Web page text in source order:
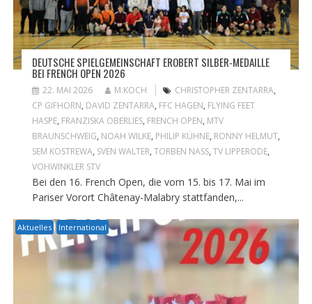
DEUTSCHE SPIELGEMEINSCHAFT EROBERT SILBER-MEDAILLE
BEI FRENCH OPEN 2026
22. MAI 2026 M.KOCH CHRISTOPHER ZENTARRA,
CP GIFHORN, DAVID ZENTARRA, FFC HAGEN, FLYING FEET
HASPE, FRANZISKA OBERLIES, FRENCH OPEN, MTV
BRAUNSCHWEIG, NOAH WILKE, PHILIP KÜHNE, RONNY HELMUT,
SEM KOSTREWA, SVEN WALTER, TORBEN NASS, TV LIPPERODE,
VOHWINKLER STV
Bei den 16. French Open, die vom 15. bis 17. Mai im
Pariser Vorort Châtenay-Malabry stattfanden,...
Aktuelles International